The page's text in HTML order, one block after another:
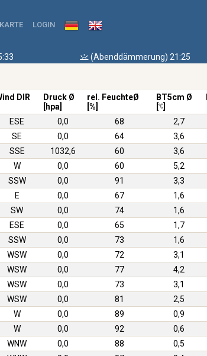
LOGIN
(Abenddämmerung) 21:25
DIR
Druck Ø
[hpa]
rel. FeuchteØ
[%]
BT5cm Ø
ESE 0,0 68 2,7
SE 0,0 64 3,6
SSE 1032,6 60 3,6
W 0,0 60 5,2
SSW 0,0 91 3,3
E 0,0 67 1,6
SW 0,0 74 1,6
ESE 0,0 65 1,7
SSW 0,0 73 1,6
WSW 0,0 72 3,1
WSW 0,0 77 4,2
WSW 0,0 73 3,1
WSW 0,0 81 2,5
W 0,0 89 0,9
W 0,0 92 0,6
WNW 0,0 88 0,5